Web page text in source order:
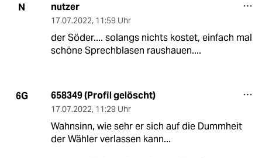
N nutzer
17.07.2022, 11:59 Uhr
der Söder.... solangs nichts kostet, einfach mal
schöne Sprechblasen raushauen....
6G 658349 (Profil gelöscht)
17.07.2022, 11:29 Uhr
Wahnsinn, wie sehr er sich auf die Dummheit
der Wähler verlassen kann...